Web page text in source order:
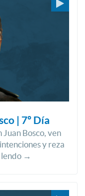
| 7º Día
Juan Bosco, ven
y reza
lendo →